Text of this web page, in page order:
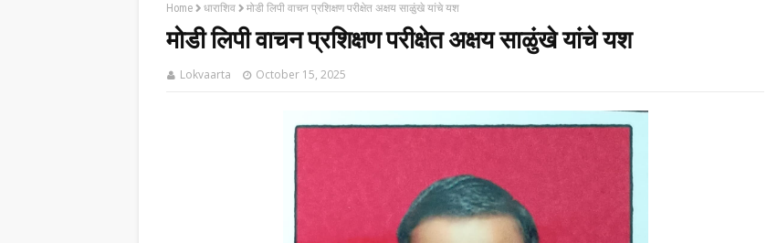
Home धाराशिव मोडी लिपी वाचन प्रशिक्षण परीक्षेत अक्षय साळुंखे यांचे यश
मोडी लिपी वाचन प्रशिक्षण परीक्षेत अक्षय साळुंखे यांचे यश
Lokvaarta October 15, 2025